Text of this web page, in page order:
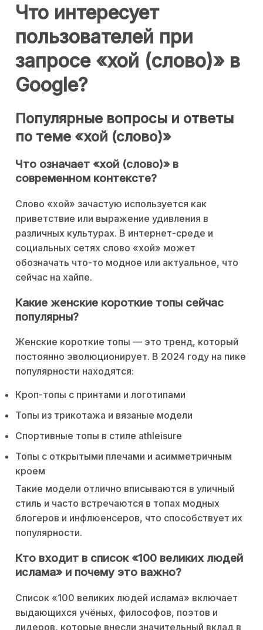
Что интересует
пользователей при
запросе «хой (слово)» в
Google?
Популярные вопросы и ответы
по теме «хой (слово)»
Что означает «хой (слово)» в
современном контексте?
Слово «хой» зачастую используется как
приветствие или выражение удивления в
различных культурах. В интернет-среде и
социальных сетях слово «хой» может
обозначать что-то модное или актуальное, что
сейчас на хайпе.
Какие женские короткие топы сейчас
популярны?
Женские короткие топы — это тренд, который
постоянно эволюционирует. В 2024 году на пике
популярности находятся:
Кроп-топы с принтами и логотипами
Топы из трикотажа и вязаные модели
Спортивные топы в стиле athleisure
Топы с открытыми плечами и асимметричным
кроем
Такие модели отлично вписываются в уличный
стиль и часто встречаются в топах модных
блогеров и инфлюенсеров, что способствует их
популярности.
Кто входит в список «100 великих людей
ислама» и почему это важно?
Список «100 великих людей ислама» включает
выдающихся учёных, философов, поэтов и
лидеров, которые внесли значительный вклад в